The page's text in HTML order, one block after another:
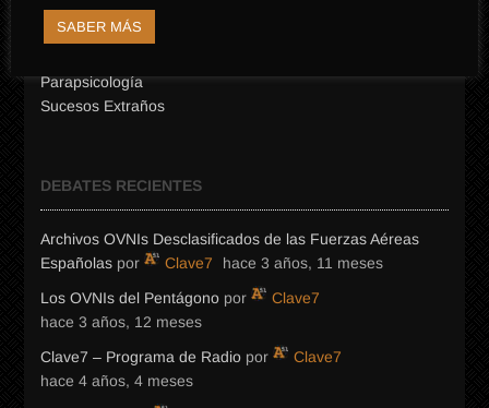
Misterios de Canarias
Novedades de Clave7
Parapsicología
Sucesos Extraños
DEBATES RECIENTES
Archivos OVNIs Desclasificados de las Fuerzas Aéreas
Españolas por Clave7
hace 3 años, 11 meses
Los OVNIs del Pentágono por
Clave7
hace 3 años, 12 meses
Clave7 – Programa de Radio por
Clave7
hace 4 años, 4 meses
SABER MÁS